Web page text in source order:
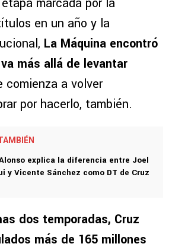
en un año y la
La Máquina encontró
más allá de levantar
comienza a volver
por hacerlo, también.
explica la diferencia entre Joel
y Vicente Sánchez como DT de Cruz
dos temporadas, Cruz
más de 165 millones